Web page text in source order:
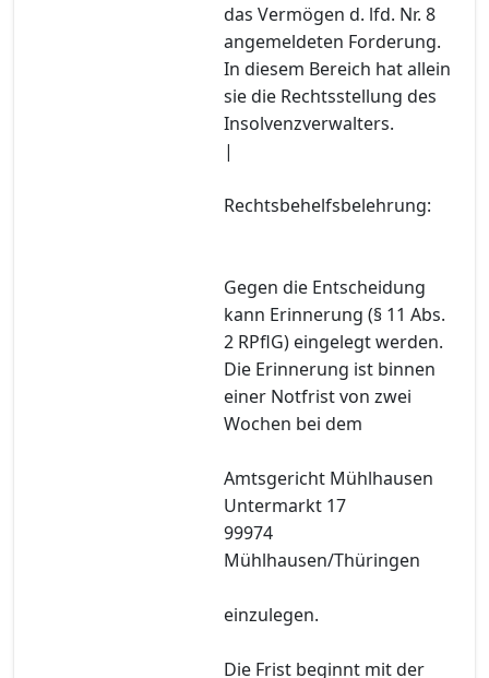
das Vermögen d. lfd. Nr. 8
angemeldeten Forderung.
In diesem Bereich hat allein
sie die Rechtsstellung des
Insolvenzverwalters.
|
Rechtsbehelfsbelehrung:
Gegen die Entscheidung
kann Erinnerung (§ 11 Abs.
2 RPflG) eingelegt werden.
Die Erinnerung ist binnen
einer Notfrist von zwei
Wochen bei dem
Amtsgericht Mühlhausen
Untermarkt 17
99974
Mühlhausen/Thüringen
einzulegen.
Die Frist beginnt mit der